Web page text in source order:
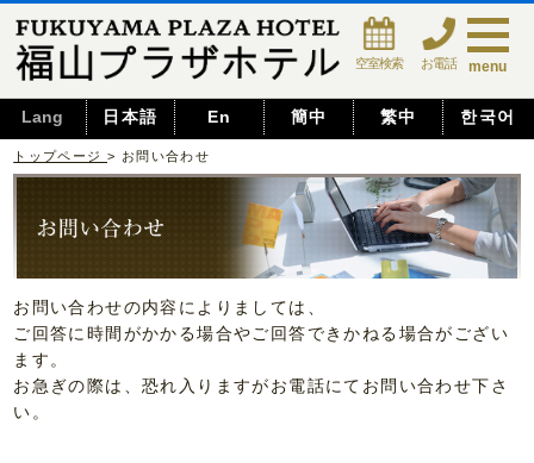
空室検索 お電話 menu
Lang 日本語 En 簡中 繁中 한국어
トップページ> お問い合わせ
お問い合わせの内容によりましては、
ご回答に時間がかかる場合やご回答できかねる場合がござい
ます。
お急ぎの際は、恐れ入りますがお電話にてお問い合わせ下さ
い。